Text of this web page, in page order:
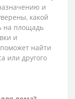
и
какой
на площадь
и
найти
или другого